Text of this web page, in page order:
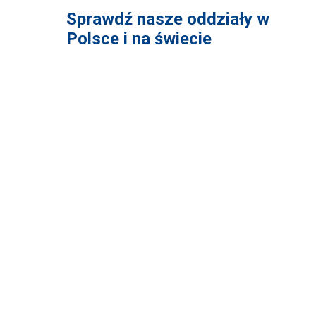
Sprawdź nasze oddziały w
Polsce i na świecie